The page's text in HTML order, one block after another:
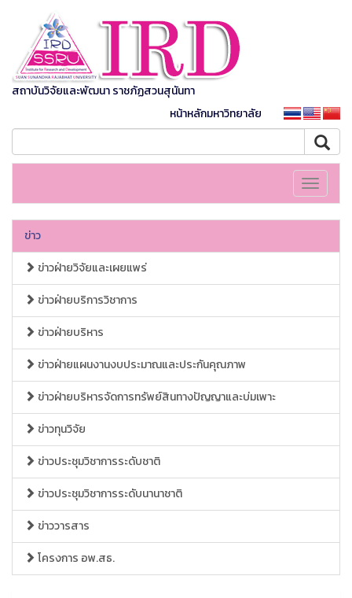
สถาบันวิจัยและพัฒนา ราชภัฏสวนสุนันทา
หน้าหลักมหาวิทยาลัย
Toggle
ข่าว
ข่าวฝ่ายวิจัยและเผยแพร่
ข่าวฝ่ายบริการวิชาการ
ข่าวฝ่ายบริหาร
ข่าวฝ่ายแผนงานงบประมาณและประกันคุณภาพ
ข่าวฝ่ายบริหารจัดการทรัพย์สินทางปัญญาและบ่มเพาะ
ข่าวทุนวิจัย
ข่าวประชุมวิชาการระดับชาติ
ข่าวประชุมวิชาการระดับนานาชาติ
ข่าววารสาร
โครงการ อพ.สธ.